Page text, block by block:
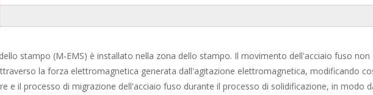
stampo (M-EMS) è installato nella zona dello stampo. Il movimento dell'acciaio fuso non
la forza elettromagnetica generata dall'agitazione elettromagnetica, modificando
e il processo di migrazione dell'acciaio fuso durante il processo di solidificazione, in modo